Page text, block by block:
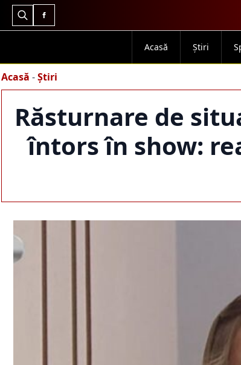
Search
Acasă Știri
Acasă -Știri
Răsturnare de
întors în show: